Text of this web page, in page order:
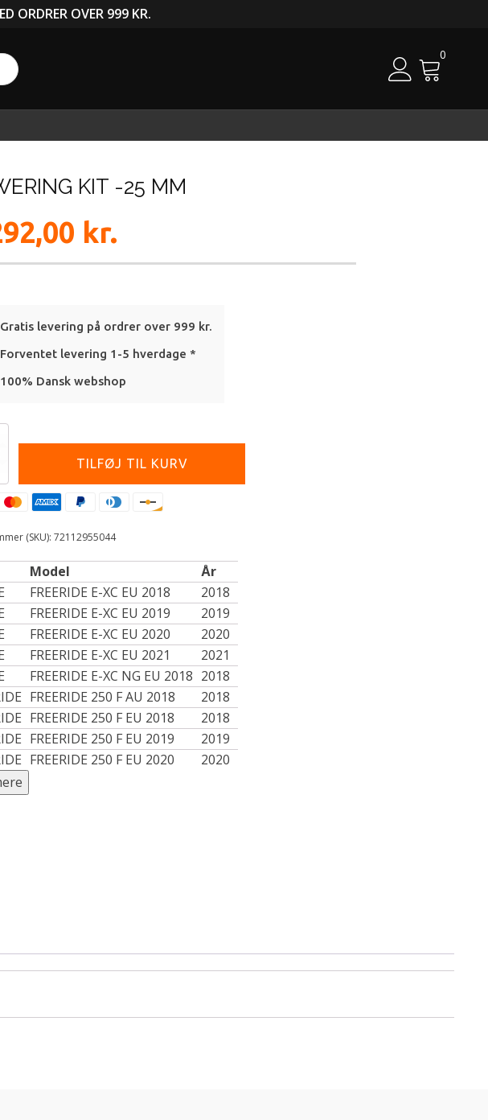
ORDRER OVER 999 KR.
0
KIT -25 MM
kr.
Gratis levering på ordrer over 999 kr.
Forventet levering 1-5 hverdage *
100% Dansk webshop
TILFØJ TIL KURV
(SKU): 72112955044
Model
År
FREERIDE E-XC EU 2018
2018
FREERIDE E-XC EU 2019
2019
FREERIDE E-XC EU 2020
2020
FREERIDE E-XC EU 2021
2021
FREERIDE E-XC NG EU 2018 2018
FREERIDE 250 F AU 2018
2018
FREERIDE 250 F EU 2018
2018
FREERIDE 250 F EU 2019
2019
FREERIDE 250 F EU 2020 2020